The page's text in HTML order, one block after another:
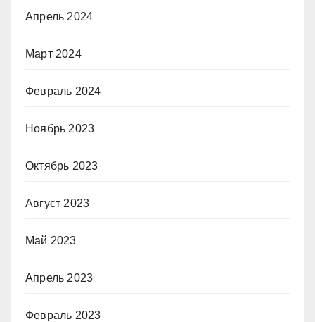
Апрель 2024
Март 2024
Февраль 2024
Ноябрь 2023
Октябрь 2023
Август 2023
Май 2023
Апрель 2023
Февраль 2023